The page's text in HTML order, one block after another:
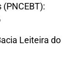
Leiteira do